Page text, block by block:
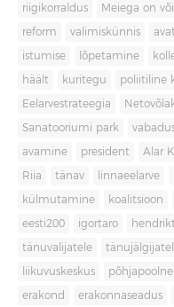
riigikorraldus Meiega on
reform valimiskünnis
istumise lõpetamine
häält kuritegu poliitiline
Eelarvestrateegia
Sanatooriumi park
avamine president Alar
Riia tänav linnaeelarve
külmutamine koalitsioon
eesti200 igortaro
tänuvalijatele
liikuvuskeskus põhjapoolne
erakond erakonnaseadus